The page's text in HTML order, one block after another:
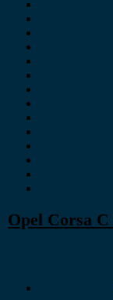
Opel Corsa C